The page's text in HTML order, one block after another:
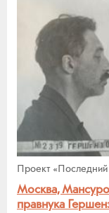
Проект «Последний
Москва,
правнука